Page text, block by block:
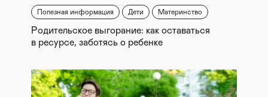
Полезная информация Дети Материнство
Родительское выгорание: как оставаться
в ресурсе, заботясь о ребенке